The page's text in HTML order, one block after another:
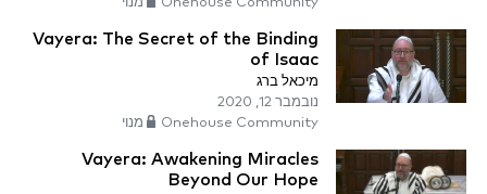
Onehouse Community מנוי
Vayera: The Secret of the Binding
of Isaac
מיכאל ברג
נובמבר 12, 2020
Onehouse Community מנוי
Vayera: Awakening Miracles
Beyond Our Hope